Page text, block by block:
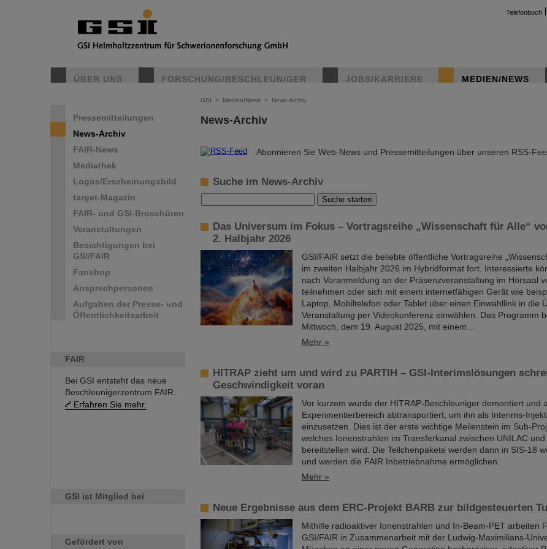
Telefonbuch
ÜBER UNS FORSCHUNG/BESCHLEUNIGER JOBS/KARRIERE MEDIEN/NEWS
Pressemitteilungen
News-Archiv
FAIR-News
Mediathek
Logos/Erscheinungsbild
target-Magazin
FAIR- und GSI-Broschüren
Veranstaltungen
Besichtigungen bei
GSI/FAIR
Fanshop
Ansprechpersonen
Aufgaben der Presse- und
Öffentlichkeitsarbeit
FAIR
Bei GSI entsteht das neue
Beschleunigerzentrum FAIR.
Erfahren Sie mehr.
GSI ist Mitglied bei
Gefördert von
GSI > Medien/News > News-Archiv
News-Archiv
© Abonnieren Sie Web-News und Pressemitteilungen über unseren RSS-
Suche im News-Archiv
Das Universum im Fokus – Vortragsreihe „Wissenschaft für Alle“
2. Halbjahr 2026
GSI/FAIR setzt die beliebte öffentliche Vortragsreihe
im zweiten Halbjahr 2026 im Hybridformat fort. Interessierte
nach Voranmeldung an der Präsenzveranstaltung im Hörsaal
teilnehmen oder sich mit einem internetfähigen Gerät wie
Laptop, Mobiltelefon oder Tablet über einen Einwahllink in die
Veranstaltung per Videokonferenz einwählen. Das Programm
Mittwoch, dem 19. August 2025, mit einem…
Mehr »
HITRAP zieht um und wird zu PARTIH – GSI-Interimslösungen
Geschwindigkeit voran
Vor kurzem wurde der HITRAP-Beschleuniger demontiert und
Experimentierbereich abtransportiert, um ihn als Interims-
einzusetzen. Dies ist der erste wichtige Meilenstein im Sub-
welches Ionenstrahlen im Transferkanal zwischen UNILAC und
bereitstellen wird. Die Teilchenpakete werden dann in SIS-18
und werden die FAIR Inbetriebnahme ermöglichen.
Mehr »
Neue Ergebnisse aus dem ERC-Projekt BARB zur bildgesteuerten
Mithilfe radioaktiver Ionenstrahlen und In-Beam-PET arbeiten
GSI/FAIR in Zusammenarbeit mit der Ludwig-Maximilians-